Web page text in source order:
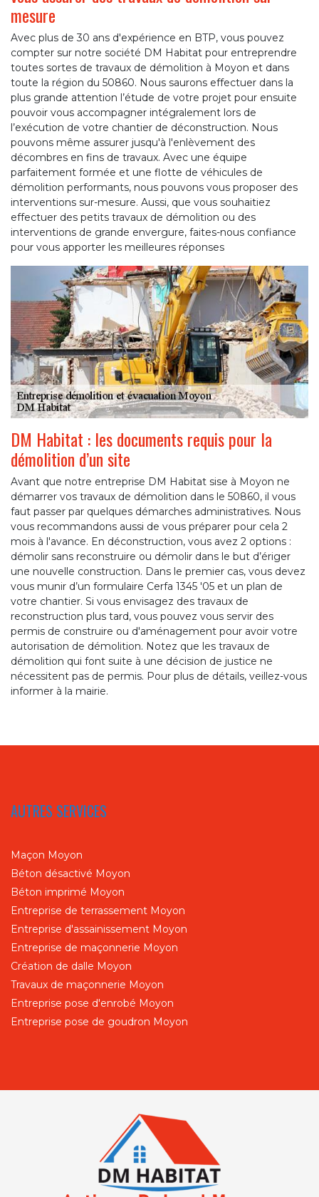
mesure
Avec plus de 30 ans d'expérience en BTP, vous pouvez
compter sur notre société DM Habitat pour entreprendre
toutes sortes de travaux de démolition à Moyon et dans
toute la région du 50860. Nous saurons effectuer dans la
plus grande attention l’étude de votre projet pour ensuite
pouvoir vous accompagner intégralement lors de
l’exécution de votre chantier de déconstruction. Nous
pouvons même assurer jusqu'à l'enlèvement des
décombres en fins de travaux. Avec une équipe
parfaitement formée et une flotte de véhicules de
démolition performants, nous pouvons vous proposer des
interventions sur-mesure. Aussi, que vous souhaitiez
effectuer des petits travaux de démolition ou des
interventions de grande envergure, faites-nous confiance
pour vous apporter les meilleures réponses
DM Habitat : les documents requis pour la
démolition d’un site
Avant que notre entreprise DM Habitat sise à Moyon ne
démarrer vos travaux de démolition dans le 50860, il vous
faut passer par quelques démarches administratives. Nous
vous recommandons aussi de vous préparer pour cela 2
mois à l'avance. En déconstruction, vous avez 2 options :
démolir sans reconstruire ou démolir dans le but d’ériger
une nouvelle construction. Dans le premier cas, vous devez
vous munir d’un formulaire Cerfa 1345 '05 et un plan de
votre chantier. Si vous envisagez des travaux de
reconstruction plus tard, vous pouvez vous servir des
permis de construire ou d'aménagement pour avoir votre
autorisation de démolition. Notez que les travaux de
démolition qui font suite à une décision de justice ne
nécessitent pas de permis. Pour plus de détails, veillez-vous
informer à la mairie.
AUTRES SERVICES
Maçon Moyon
Béton désactivé Moyon
Béton imprimé Moyon
Entreprise de terrassement Moyon
Entreprise d'assainissement Moyon
Entreprise de maçonnerie Moyon
Création de dalle Moyon
Travaux de maçonnerie Moyon
Entreprise pose d'enrobé Moyon
Entreprise pose de goudron Moyon